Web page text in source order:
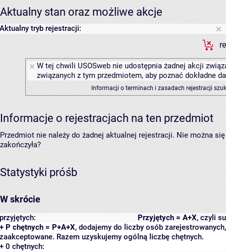
Aktualny stan oraz możliwe akcje
Aktualny tryb rejestracji:
W tej chwili USOSweb nie udostępnia żadnej akcji
związanych z tym przedmiotem, aby poznać dokładne
Informacji o terminach i zasadach rejestracji
Informacje o rejestracjach na ten przedmiot
Przedmiot nie należy do żadnej aktualnej rejestracji. Nie można
zakończyła?
Statystyki próśb
W skrócie
Przyjętych = A+X, czyli
przyjętych:
+ P chętnych = P+A+X, dodajemy do liczby osób
zaakceptowane. Razem uzyskujemy ogólną liczbę chętnych.
+ 0 chętnych: